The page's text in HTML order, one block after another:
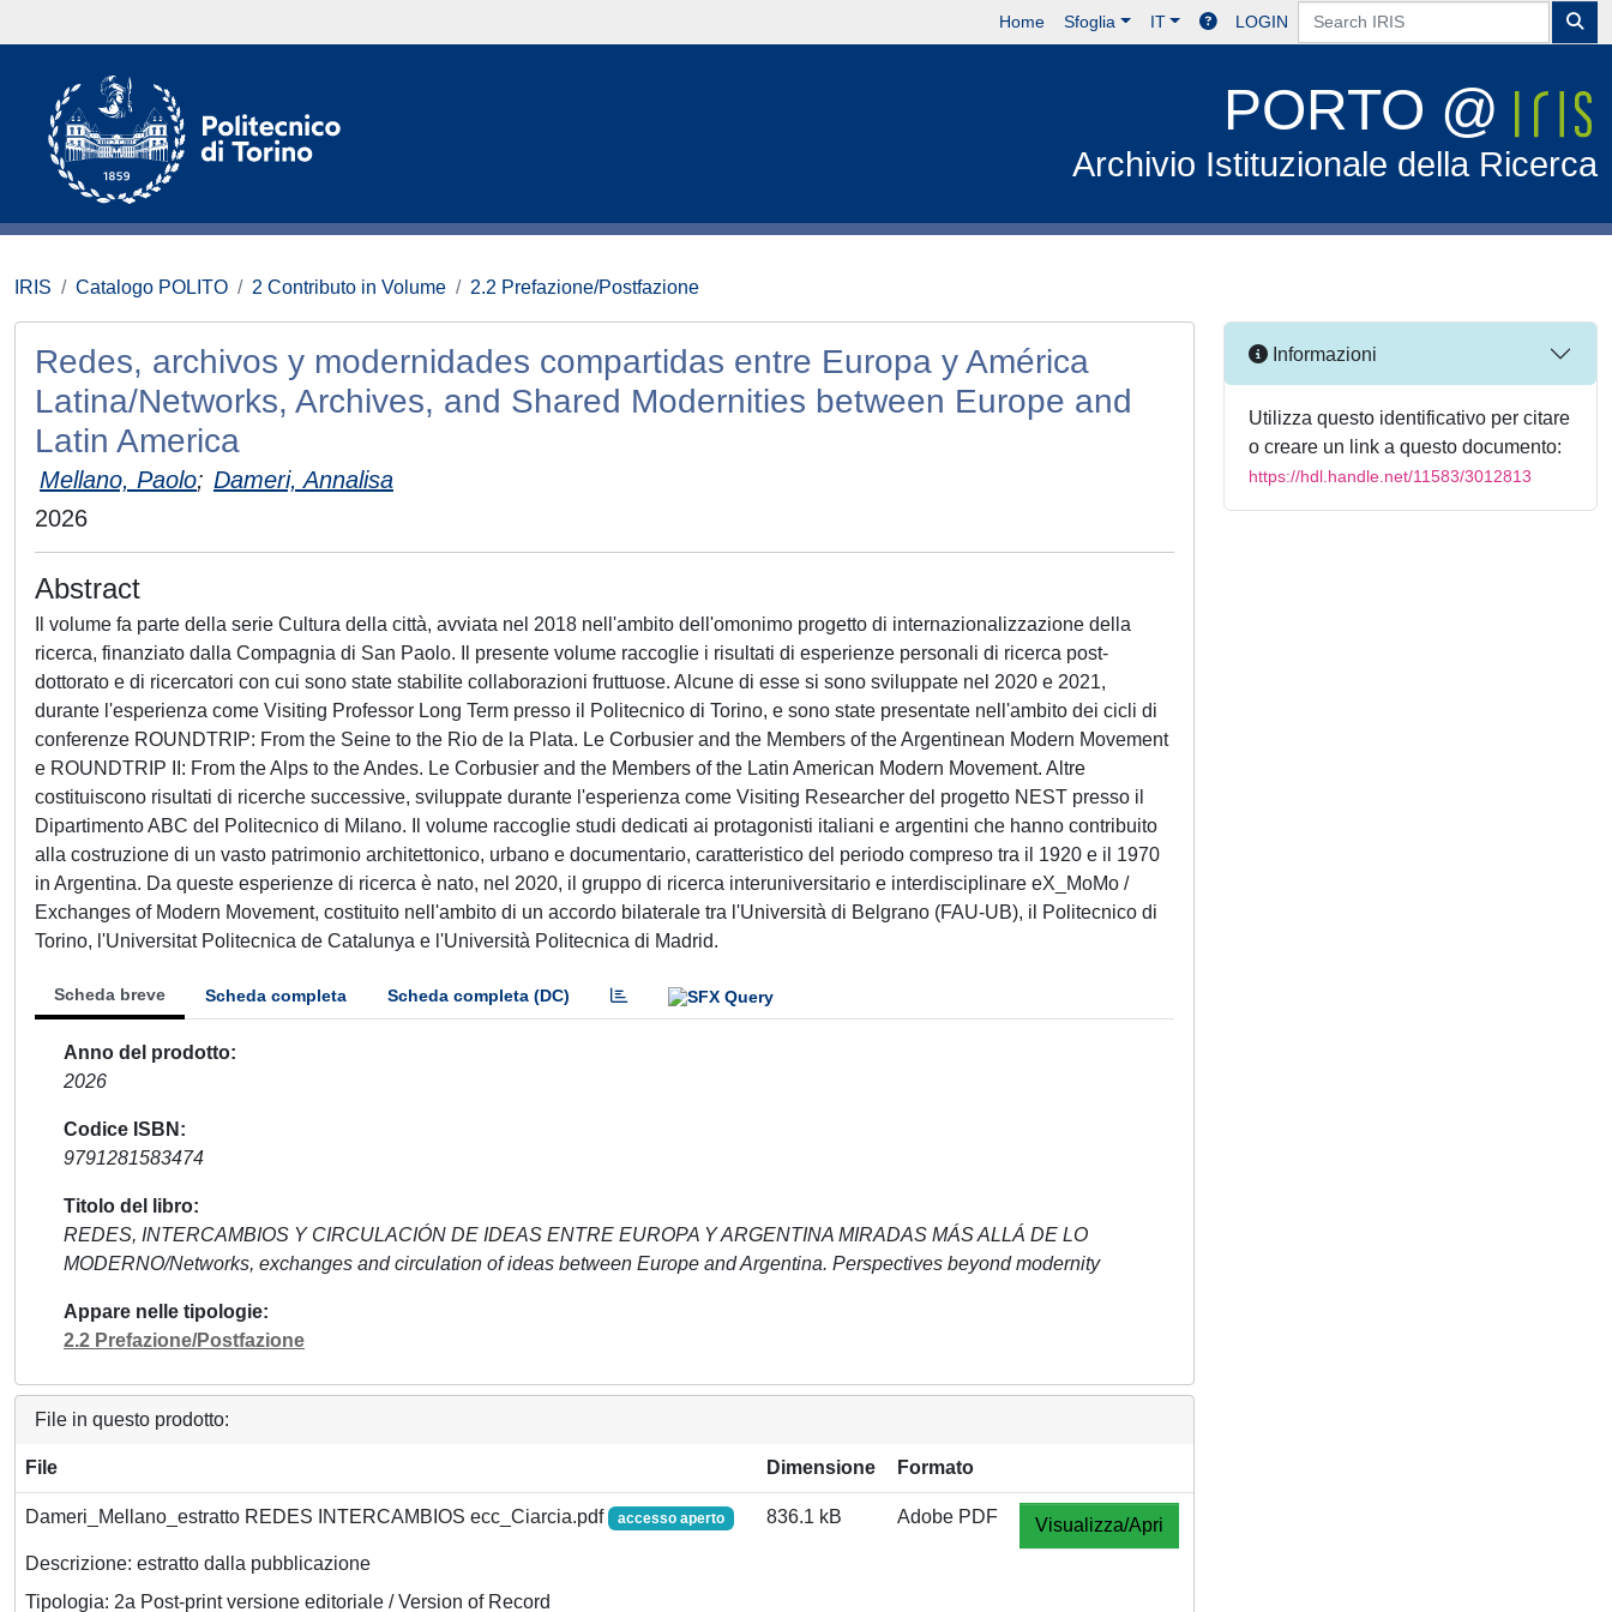
Home Sfoglia IT LOGIN
PORTO @
Archivio Istituzionale della Ricerca
IRIS Catalogo POLITO 2 Contributo in Volume 2.2 Prefazione/Postfazione
Redes, archivos y modernidades compartidas entre Europa y América
Latina/Networks, Archives, and Shared Modernities between Europe and
Latin America
Mellano, Paolo; Dameri, Annalisa
2026
Abstract
Il volume fa parte della serie Cultura della città, avviata nel 2018 nell'ambito dell'omonimo progetto di internazionalizzazione della
ricerca, finanziato dalla Compagnia di San Paolo. Il presente volume raccoglie i risultati di esperienze personali di ricerca post-
dottorato e di ricercatori con cui sono state stabilite collaborazioni fruttuose. Alcune di esse si sono sviluppate nel 2020 e 2021,
durante l'esperienza come Visiting Professor Long Term presso il Politecnico di Torino, e sono state presentate nell'ambito dei cicli di
conferenze ROUNDTRIP: From the Seine to the Rio de la Plata. Le Corbusier and the Members of the Argentinean Modern Movement
e ROUNDTRIP II: From the Alps to the Andes. Le Corbusier and the Members of the Latin American Modern Movement. Altre
costituiscono risultati di ricerche successive, sviluppate durante l'esperienza come Visiting Researcher del progetto NEST presso il
Dipartimento ABC del Politecnico di Milano. Il volume raccoglie studi dedicati ai protagonisti italiani e argentini che hanno contribuito
alla costruzione di un vasto patrimonio architettonico, urbano e documentario, caratteristico del periodo compreso tra il 1920 e il 1970
in Argentina. Da queste esperienze di ricerca è nato, nel 2020, il gruppo di ricerca interuniversitario e interdisciplinare eX_MoMo /
Exchanges of Modern Movement, costituito nell'ambito di un accordo bilaterale tra l'Università di Belgrano (FAU-UB), il Politecnico di
Torino, l'Universitat Politecnica de Catalunya e l'Università Politecnica di Madrid.
Scheda breve Scheda completa Scheda completa (DC)
Anno del prodotto
2026
Codice ISBN
9791281583474
Titolo del libro
REDES, INTERCAMBIOS Y CIRCULACIÓN DE IDEAS ENTRE EUROPA Y ARGENTINA MIRADAS MÁS ALLÁ DE LO
MODERNO/Networks, exchanges and circulation of ideas between Europe and Argentina. Perspectives beyond modernity
Appare nelle tipologie
2.2 Prefazione/Postfazione
File in questo prodotto:
File Dimensione Formato
Dameri_Mellano_estratto REDES INTERCAMBIOS ecc_Ciarcia.pdf accesso aperto
Descrizione: estratto dalla pubblicazione
Tipologia: 2a Post-print versione editoriale / Version of Record
836.1 kB Adobe PDF Visualizza/Apri
Informazioni
Utilizza questo identificativo per citare
o creare un link a questo documento:
https://hdl.handle.net/11583/3012813